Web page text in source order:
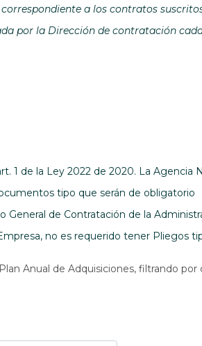
a los contratos
por la Dirección de contratación
1 de la Ley 2022 de 2020. La Agencia
tipo que serán de obligatorio
de Contratación de la
no es requerido tener Pliegos
Anual de Adquisiciones, filtrando por